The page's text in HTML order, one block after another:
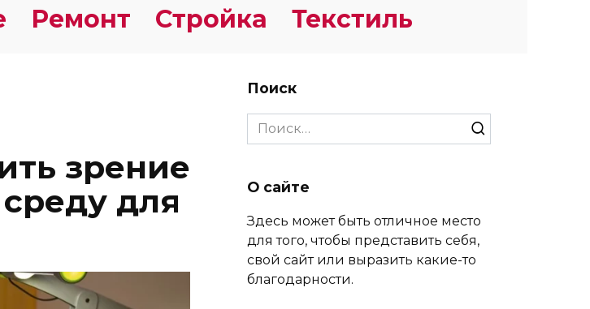
Ремонт Стройка Текстиль
зрение
для
Поиск
Search
for:
О сайте
Здесь может быть отличное место
для того, чтобы представить себя,
свой сайт или выразить какие-то
благодарности.